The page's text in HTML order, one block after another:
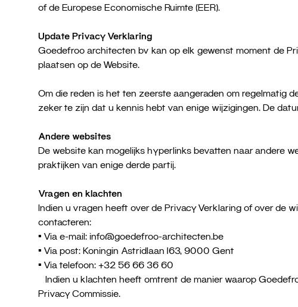
of de Europese Economische Ruimte (EER).
Update Privacy Verklaring
Goedefroo architecten bv kan op elk gewenst moment de
plaatsen op de Website.
Om die reden is het ten zeerste aangeraden om regelmatig
zeker te zijn dat u kennis hebt van enige wijzigingen. De
Andere websites
De website kan mogelijks hyperlinks bevatten naar andere
praktijken van enige derde partij.
Vragen en klachten
Indien u vragen heeft over de Privacy Verklaring of over de
contacteren:
• Via e-mail: info@goedefroo-architecten.be
• Via post: Koningin Astridlaan 163, 9000 Gent
• Via telefoon: +32 56 66 36 60
Indien u klachten heeft omtrent de manier waarop
Privacy Commissie.